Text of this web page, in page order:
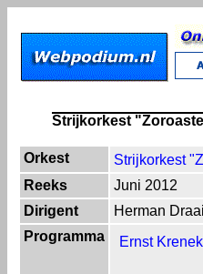
Strijkorkest
Orkest
Strijkorkest
Reeks
Juni 2012
Dirigent
Herman
Programma
Ernst Krenek